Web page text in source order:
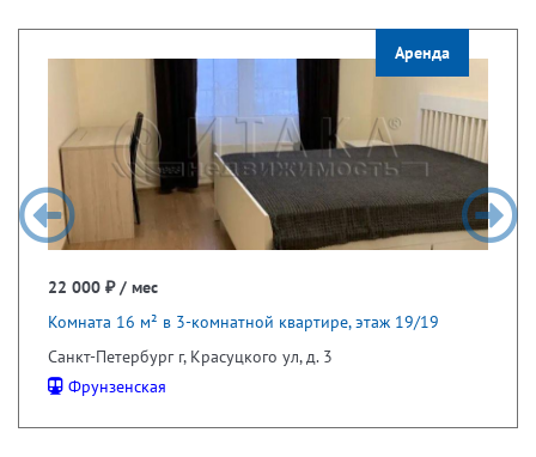
Аренда
22 000 ₽ / мес
Комната 16 м² в 3-комнатной квартире, этаж 19/19
Санкт-Петербург г, Красуцкого ул, д. 3
Фрунзенская